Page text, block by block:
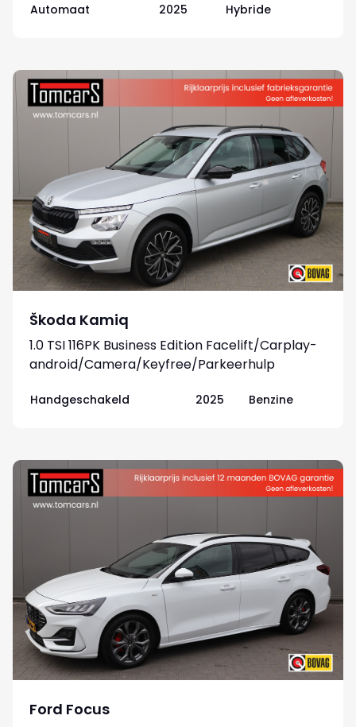
Automaat 2025 Hybride
Škoda Kamiq
1.0 TSI 116PK Business Edition Facelift/Carplay-
android/Camera/Keyfree/Parkeerhulp
Handgeschakeld 2025 Benzine
Ford Focus